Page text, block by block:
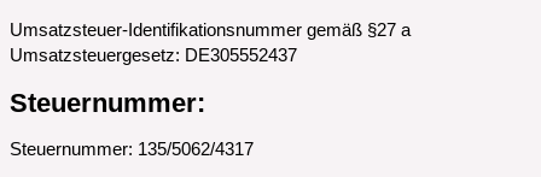
Umsatzsteuer-Identifikationsnummer gemäß §27 a
Umsatzsteuergesetz: DE305552437
Steuernummer:
Steuernummer: 135/5062/4317